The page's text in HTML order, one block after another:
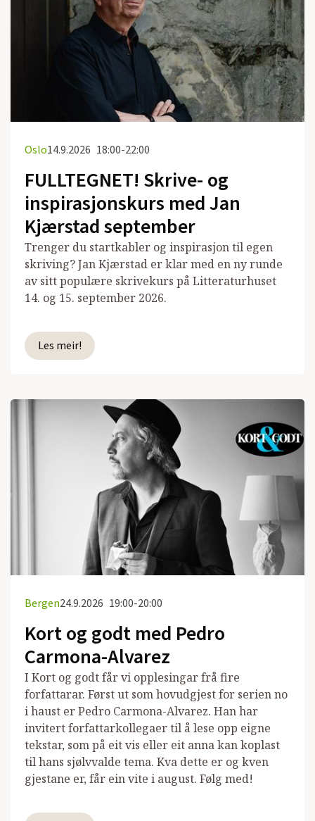
Oslo14.9.2026 18:00-22:00
FULLTEGNET! Skrive- og
inspirasjonskurs med Jan
Kjærstad september
Trenger du startkabler og inspirasjon til egen
skriving? Jan Kjærstad er klar med en ny runde
av sitt populære skrivekurs på Litteraturhuset
14. og 15. september 2026.
Les meir!
Bergen24.9.2026 19:00-20:00
Kort og godt med Pedro
Carmona-Alvarez
I Kort og godt får vi opplesingar frå fire
forfattarar. Først ut som hovudgjest for serien no
i haust er Pedro Carmona-Alvarez. Han har
invitert forfattarkollegaer til å lese opp eigne
tekstar, som på eit vis eller eit anna kan koplast
til hans sjølvvalde tema. Kva dette er og kven
gjestane er, får ein vite i august. Følg med!